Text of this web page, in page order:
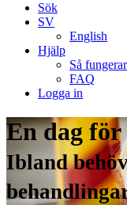
Sök
SV
English
Hjälp
Så
FAQ
Logga in
En dag
Ibland